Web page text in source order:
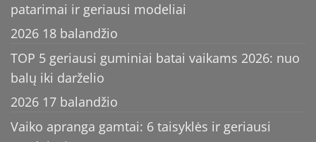
patarimai ir geriausi modeliai
2026 18 balandžio
TOP 5 geriausi guminiai batai vaikams 2026: nuo
balų iki darželio
2026 17 balandžio
Vaiko apranga gamtai: 6 taisyklės ir geriausi